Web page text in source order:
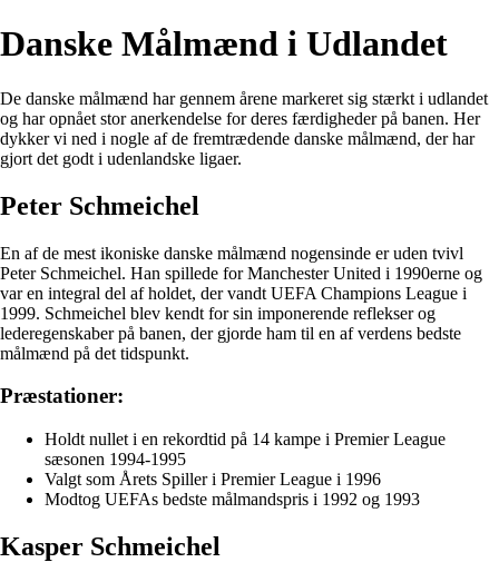
Danske Målmænd i Udlandet
De danske målmænd har gennem årene markeret sig stærkt i udlandet
og har opnået stor anerkendelse for deres færdigheder på banen. Her
dykker vi ned i nogle af de fremtrædende danske målmænd, der har
gjort det godt i udenlandske ligaer.
Peter Schmeichel
En af de mest ikoniske danske målmænd nogensinde er uden tvivl
Peter Schmeichel. Han spillede for Manchester United i 1990erne og
var en integral del af holdet, der vandt UEFA Champions League i
1999. Schmeichel blev kendt for sin imponerende reflekser og
lederegenskaber på banen, der gjorde ham til en af verdens bedste
målmænd på det tidspunkt.
Præstationer:
Holdt nullet i en rekordtid på 14 kampe i Premier League
sæsonen 1994-1995
Valgt som Årets Spiller i Premier League i 1996
Modtog UEFAs bedste målmandspris i 1992 og 1993
Kasper Schmeichel